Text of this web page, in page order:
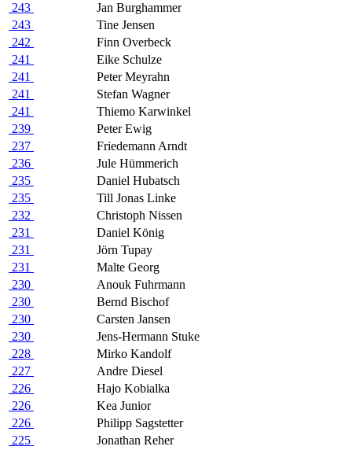
243
Jan Burghammer
243
Tine Jensen
242
Finn Overbeck
241
Eike Schulze
241
Peter Meyrahn
241
Stefan Wagner
241
Thiemo Karwinkel
239
Peter Ewig
237
Friedemann Arndt
236
Jule Hümmerich
235
Daniel Hubatsch
235
Till Jonas Linke
232
Christoph Nissen
231
Daniel König
231
Jörn Tupay
231
Malte Georg
230
Anouk Fuhrmann
230
Bernd Bischof
230
Carsten Jansen
230
Jens-Hermann Stuke
228
Mirko Kandolf
227
Andre Diesel
226
Hajo Kobialka
226
Kea Junior
226
Philipp Sagstetter
225
Jonathan Reher